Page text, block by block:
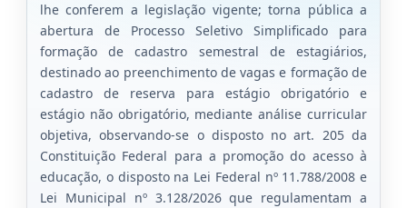
lhe conferem a legislação vigente; torna pública a
abertura de Processo Seletivo Simplificado para
formação de cadastro semestral de estagiários,
destinado ao preenchimento de vagas e formação de
cadastro de reserva para estágio obrigatório e
estágio não obrigatório, mediante análise curricular
objetiva, observando-se o disposto no art. 205 da
Constituição Federal para a promoção do acesso à
educação, o disposto na Lei Federal nº 11.788/2008 e
Lei Municipal nº 3.128/2026 que regulamentam a